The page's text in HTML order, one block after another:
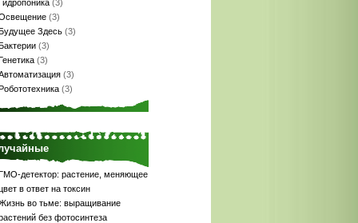
(3)
(3)
Здесь (3)
(3)
(3)
(3)
(3)
детектор: растение, меняющее
в ответ на токсин
во тьме: выращивание
без фотосинтеза